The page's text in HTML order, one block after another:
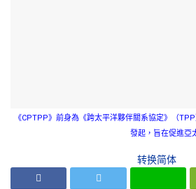
《CPTPP》前身為《跨太平洋夥伴關系協定》（
發起，旨在促進亞
转换简体